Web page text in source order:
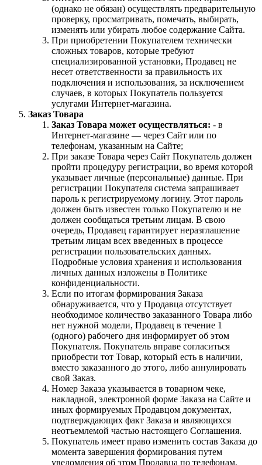
(однако не обязан) осуществлять предварительную
проверку, просматривать, помечать, выбирать,
изменять или убирать любое содержание Сайта.
При приобретении Покупателем технически
сложных товаров, которые требуют
специализированной установки, Продавец не
несет ответственности за правильность их
подключения и использования, за исключением
случаев, в которых Покупатель пользуется
услугами Интернет-магазина.
Заказ Товара
Заказ Товара может осуществляться: - в
Интернет-магазине — через Сайт или по
телефонам, указанным на Сайте;
При заказе Товара через Сайт Покупатель должен
пройти процедуру регистрации, во время которой
указывает личные (персональные) данные. При
регистрации Покупателя система запрашивает
пароль к регистрируемому логину. Этот пароль
должен быть известен только Покупателю и не
должен сообщаться третьим лицам. В свою
очередь, Продавец гарантирует неразглашение
третьим лицам всех введенных в процессе
регистрации пользовательских данных.
Подробные условия хранения и использования
личных данных изложены в Политике
конфиденциальности.
Если по итогам формирования Заказа
обнаруживается, что у Продавца отсутствует
необходимое количество заказанного Товара либо
нет нужной модели, Продавец в течение 1
(одного) рабочего дня информирует об этом
Покупателя. Покупатель вправе согласиться
приобрести тот Товар, который есть в наличии,
вместо заказанного до этого, либо аннулировать
свой Заказ.
Номер Заказа указывается в товарном чеке,
накладной, электронной форме Заказа на Сайте и
иных формируемых Продавцом документах,
подтверждающих факт Заказа и являющихся
неотъемлемой частью настоящего Соглашения.
Покупатель имеет право изменить состав Заказа до
момента завершения формирования путем
уведомления об этом Продавца по телефонам,